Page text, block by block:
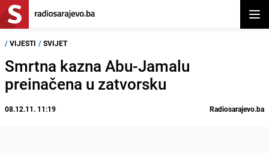
/ VIJESTI / SVIJET
Smrtna kazna Abu-Jamalu
preinačena u zatvorsku
08.12.11. 11:19 Radiosarajevo.ba